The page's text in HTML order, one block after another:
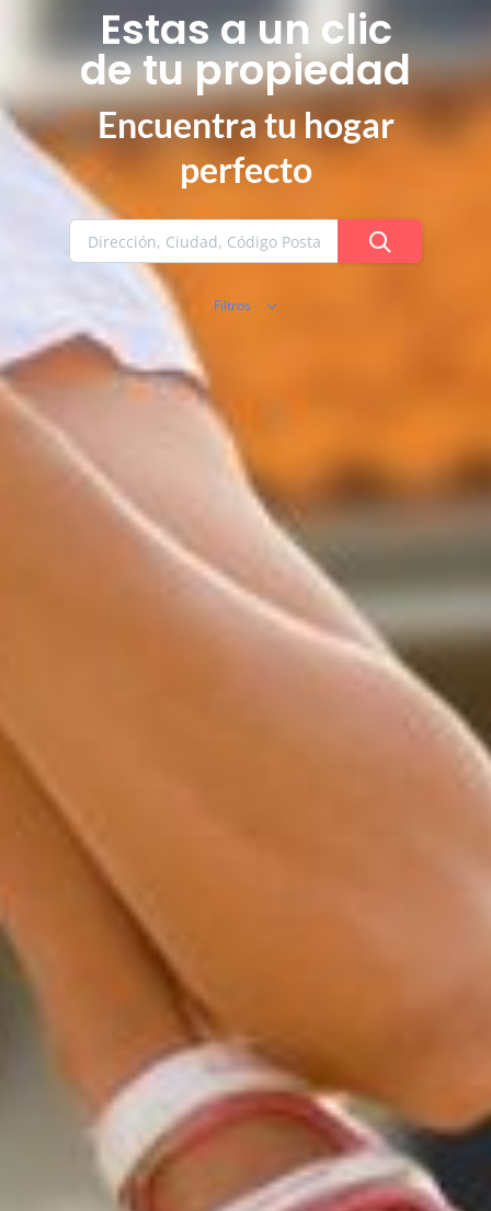
Estas a un clic
de tu propiedad
Encuentra tu hogar
perfecto
Filtros